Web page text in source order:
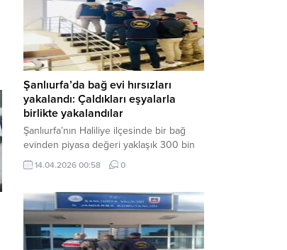
Mahallesi’nde bulunan Ahmet Koyuncu
Mesleki...
Şanlıurfa’da bağ evi hırsızları
yakalandı: Çaldıkları eşyalarla
birlikte yakalandılar
Şanlıurfa’nın Haliliye ilçesinde bir bağ
evinden piyasa değeri yaklaşık 300 bin
TL olan eşyaları çalan şüpheliler,
jandarmanın başarılı operasyonuyla
şüpheliden 2’si tutuklanarak cezaevine
gönderildi. Haber Merkezi – Şanlıurfa İl
Jandarma Komutanlığı, “Faili Meçhul
Hırsızlık Olaylarının Aydınlatılmasına”
14.04.2026 00:58 0